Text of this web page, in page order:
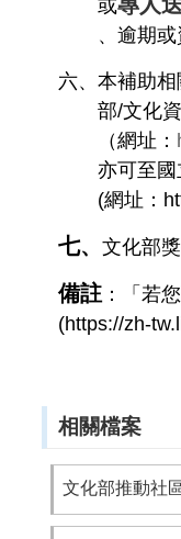
或
、逾期或資
六、本補助
部/文化
（網址：
亦可至國立
(網址：
七、 文化部
備註 ：「若
(https://zh-
相關檔案
文化部推動社